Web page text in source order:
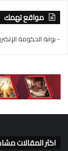
مواقع تهمك
- بوابة الحكومة
اكثر المقالات